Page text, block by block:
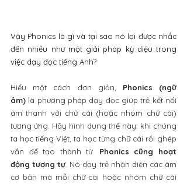
Vậy Phonics là gì và tại sao nó lại được nhắc
đến nhiều như một giải pháp kỳ diệu trong
việc dạy đọc tiếng Anh?
Hiểu một cách đơn giản, Phonics (ngữ
âm) là phương pháp dạy đọc giúp trẻ kết nối
âm thanh với chữ cái (hoặc nhóm chữ cái)
tương ứng. Hãy hình dung thế này: khi chúng
ta học tiếng Việt, ta học từng chữ cái rồi ghép
vần để tạo thành từ. Phonics cũng hoạt
động tương tự. Nó dạy trẻ nhận diện các âm
cơ bản mà mỗi chữ cái hoặc nhóm chữ cái